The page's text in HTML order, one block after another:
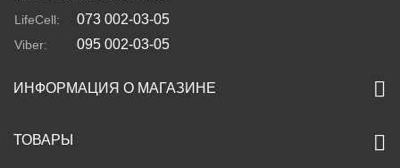
LifeCell: 073 002-03-05
Viber: 095 002-03-05
ИНФОРМАЦИЯ О МАГАЗИНЕ
ТОВАРЫ